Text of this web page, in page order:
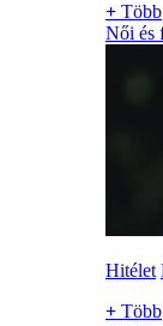
+ Több
Női és
Hitélet
+ Több